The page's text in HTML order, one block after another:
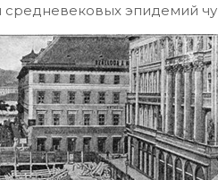
эпидемий